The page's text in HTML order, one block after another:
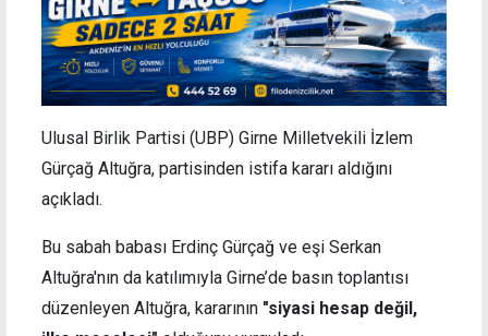
Ulusal Birlik Partisi (UBP) Girne Milletvekili İzlem
Gürçağ Altuğra, partisinden istifa kararı aldığını
açıkladı.
Bu sabah babası Erdinç Gürçağ ve eşi Serkan
Altuğra'nın da katılımıyla Girne’de basın toplantısı
düzenleyen Altuğra, kararının "siyasi hesap değil,